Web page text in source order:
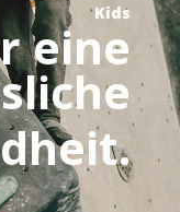
Kids
eine